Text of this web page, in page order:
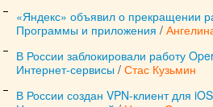
«Яндекс» объявил о прекращении
Программы и приложения /
В России заблокировали работу
Интернет-сервисы / Стас Кузьмин
В России создан VPN-клиент для iOS